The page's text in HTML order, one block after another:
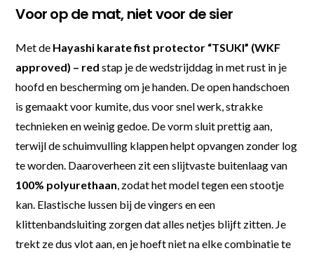
Voor op de mat, niet voor de sier
Met de Hayashi karate fist protector “TSUKI” (WKF
approved) – red stap je de wedstrijddag in met rust in je
hoofd en bescherming om je handen. De open handschoen
is gemaakt voor kumite, dus voor snel werk, strakke
technieken en weinig gedoe. De vorm sluit prettig aan,
terwijl de schuimvulling klappen helpt opvangen zonder log
te worden. Daaroverheen zit een slijtvaste buitenlaag van
100% polyurethaan, zodat het model tegen een stootje
kan. Elastische lussen bij de vingers en een
klittenbandsluiting zorgen dat alles netjes blijft zitten. Je
trekt ze dus vlot aan, en je hoeft niet na elke combinatie te